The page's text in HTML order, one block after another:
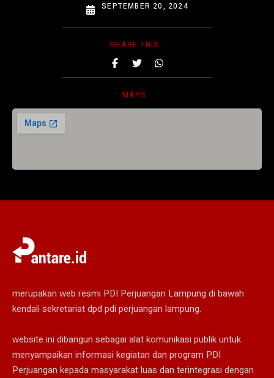
SEPTEMBER 20, 2024
SHARE THIS :
MAPS :
merupakan web resmi PDI Perjuangan Lampung di bawah
kendali sekretariat dpd pdi perjuangan lampung.
website ini dibangun sebagai alat komunikasi publik untuk
menyampaikan informasi kegiatan dan program PDI
Perjuangan kepada masyarakat luas dan terintegrasi dengan